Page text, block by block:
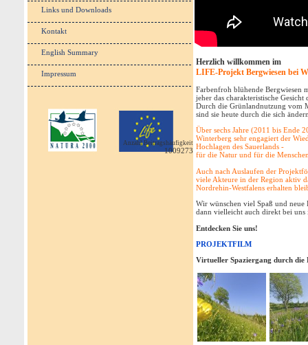
Links und Downloads
Kontakt
English Summary
Impressum
Anzahl Beitragshäufigkeit
1009273
Herzlich willkommen im
LIFE-Projekt Bergwiesen bei
Farbenfroh blühende Bergwiesen
jeher das charakteristische
Durch die Grünlandnutzung vom
sind sie heute durch die sich
Über sechs Jahre (2011 bis Ende
Winterberg sehr engagiert der
Hochlagen des Sauerlands -
für die Natur und für die
Auch nach Auslaufen der
viele Akteure in der Region aktiv
Nordrehin-Westfalens erhalten
Wir wünschen viel Spaß und
dann vielleicht auch direkt bei uns
Entdecken Sie uns!
PROJEKTFILM
Virtueller Spaziergang durch die